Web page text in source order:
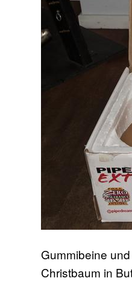
Gummibeine
Christbaum in